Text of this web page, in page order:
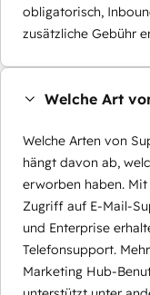
obligatorisch,
zusätzliche Gebühr
Welche Art
Welche Arten von
hängt davon ab,
erworben haben.
Zugriff auf E-Mail-
und Enterprise
Telefonsupport.
Marketing Hub-